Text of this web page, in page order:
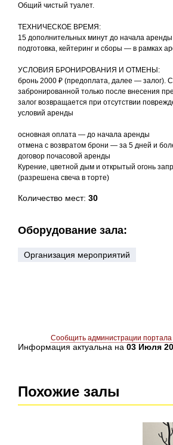
Общий чистый туалет.
ТЕХНИЧЕСКОЕ ВРЕМЯ:
15 дополнительных минут до начала
подготовка, кейтеринг и сборы — в рамках
УСЛОВИЯ БРОНИРОВАНИЯ И ОТМЕНЫ:
бронь 2000 ₽ (предоплата, далее — залог).
забронированной только после внесения
залог возвращается при отсутствии
условий аренды
основная оплата — до начала аренды
отмена с возвратом брони — за 5 дней и
договор почасовой аренды
Курение, цветной дым и открытый огонь
(разрешена свеча в торте)
Количество мест: 30
Оборудование зала:
Организация мероприятий
Сообщить администрации
Информация актуальна на 03 Июля
Похожие залы